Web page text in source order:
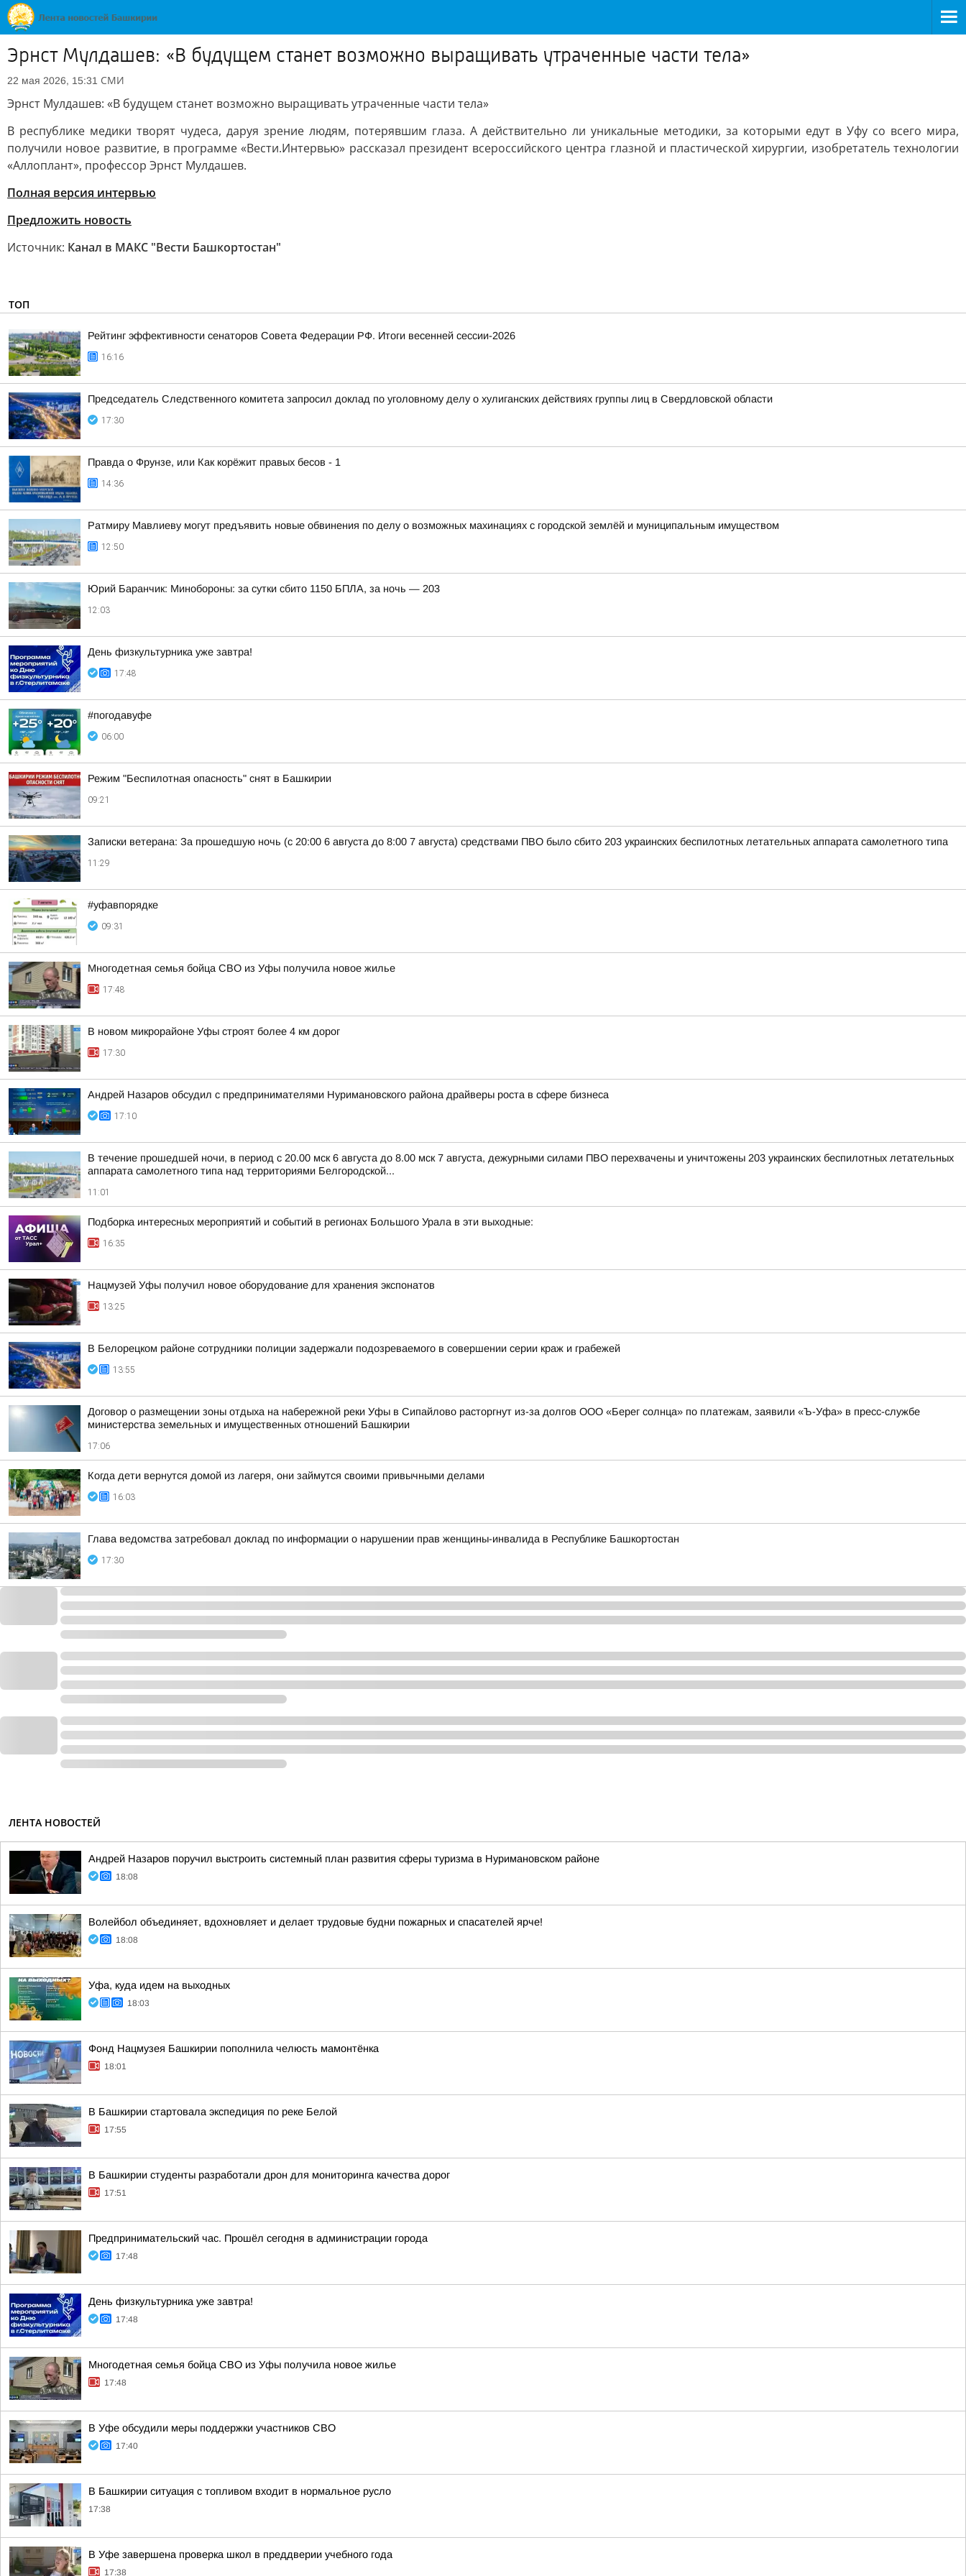
Эрнст Мулдашев: «В будущем станет возможно выращивать утраченные части тела»
22 мая 2026, 15:31 СМИ
Эрнст Мулдашев: «В будущем станет возможно выращивать утраченные части тела»
В республике медики творят чудеса, даруя зрение людям, потерявшим глаза. А действительно ли уникальные методики, за которыми едут в Уфу со всего мира,
получили новое развитие, в программе «Вести.Интервью» рассказал президент всероссийского центра глазной и пластической хирургии, изобретатель технологии
«Аллоплант», профессор Эрнст Мулдашев.
Полная версия интервью
Предложить новость
Источник: Канал в МАКС "Вести Башкортостан"
ТОП
Рейтинг эффективности сенаторов Совета Федерации РФ. Итоги весенней сессии-2026
16:16
Председатель Следственного комитета запросил доклад по уголовному делу о хулиганских действиях группы лиц в Свердловской области
17:30
Правда о Фрунзе, или Как корёжит правых бесов - 1
14:36
Ратмиру Мавлиеву могут предъявить новые обвинения по делу о возможных махинациях с городской землёй и муниципальным имуществом
12:50
Юрий Баранчик: Минобороны: за сутки сбито 1150 БПЛА, за ночь — 203
12:03
День физкультурника уже завтра!
17:48
#погодавуфе
06:00
Режим "Беспилотная опасность" снят в Башкирии
09:21
Записки ветерана: За прошедшую ночь (с 20:00 6 августа до 8:00 7 августа) средствами ПВО было сбито 203 украинских беспилотных летательных аппарата самолетного типа
11:29
#уфавпорядке
09:31
Многодетная семья бойца СВО из Уфы получила новое жилье
17:48
В новом микрорайоне Уфы строят более 4 км дорог
17:30
Андрей Назаров обсудил с предпринимателями Нуримановского района драйверы роста в сфере бизнеса
17:10
В течение прошедшей ночи, в период с 20.00 мск 6 августа до 8.00 мск 7 августа, дежурными силами ПВО перехвачены и уничтожены 203 украинских беспилотных летательных
аппарата самолетного типа над территориями Белгородской...
11:01
Подборка интересных мероприятий и событий в регионах Большого Урала в эти выходные:
16:35
Нацмузей Уфы получил новое оборудование для хранения экспонатов
13:25
В Белорецком районе сотрудники полиции задержали подозреваемого в совершении серии краж и грабежей
13:55
Договор о размещении зоны отдыха на набережной реки Уфы в Сипайлово расторгнут из-за долгов ООО «Берег солнца» по платежам, заявили «Ъ-Уфа» в пресс-службе
министерства земельных и имущественных отношений Башкирии
17:06
Когда дети вернутся домой из лагеря, они займутся своими привычными делами
16:03
Глава ведомства затребовал доклад по информации о нарушении прав женщины-инвалида в Республике Башкортостан
17:30
ЛЕНТА НОВОСТЕЙ
Андрей Назаров поручил выстроить системный план развития сферы туризма в Нуримановском районе
18:08
Волейбол объединяет, вдохновляет и делает трудовые будни пожарных и спасателей ярче!
18:08
Уфа, куда идем на выходных
18:03
Фонд Нацмузея Башкирии пополнила челюсть мамонтёнка
18:01
В Башкирии стартовала экспедиция по реке Белой
17:55
В Башкирии студенты разработали дрон для мониторинга качества дорог
17:51
Предпринимательский час. Прошёл сегодня в администрации города
17:48
День физкультурника уже завтра!
17:48
Многодетная семья бойца СВО из Уфы получила новое жилье
17:48
В Уфе обсудили меры поддержки участников СВО
17:40
В Башкирии ситуация с топливом входит в нормальное русло
17:38
В Уфе завершена проверка школ в преддверии учебного года
17:38